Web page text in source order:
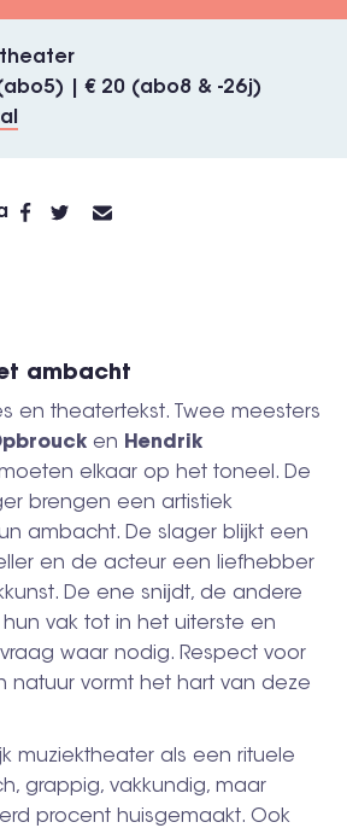
| € 20 (abo8 & -26j)
ambacht
en theatertekst. Twee meesters
en Hendrik
elkaar op het toneel. De
brengen een artistiek
ambacht. De slager blĳkt een
en de acteur een liefhebber
De ene snĳdt, de andere
vak tot in het uiterste en
waar nodig. Respect voor
natuur vormt het hart van deze
muziektheater als een rituele
grappig, vakkundig, maar
procent huisgemaakt. Ook